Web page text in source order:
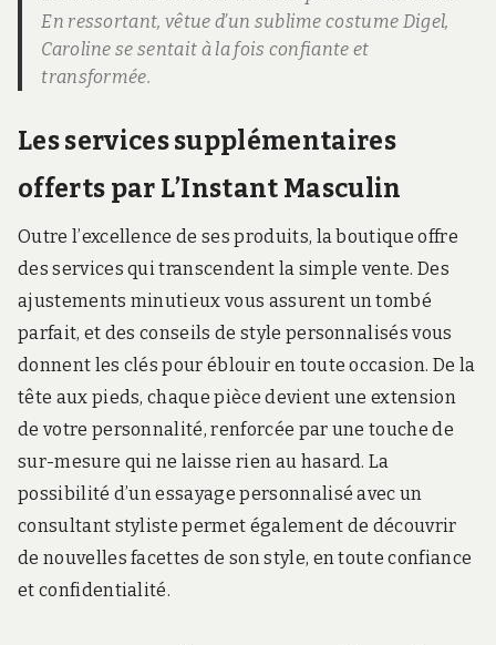
En ressortant, vêtue d’un sublime costume Digel,
Caroline se sentait à la fois confiante et
transformée.
Les services supplémentaires
offerts par L’Instant Masculin
Outre l’excellence de ses produits, la boutique offre
des services qui transcendent la simple vente. Des
ajustements minutieux vous assurent un tombé
parfait, et des conseils de style personnalisés vous
donnent les clés pour éblouir en toute occasion. De la
tête aux pieds, chaque pièce devient une extension
de votre personnalité, renforcée par une touche de
sur-mesure qui ne laisse rien au hasard. La
possibilité d’un essayage personnalisé avec un
consultant styliste permet également de découvrir
de nouvelles facettes de son style, en toute confiance
et confidentialité.